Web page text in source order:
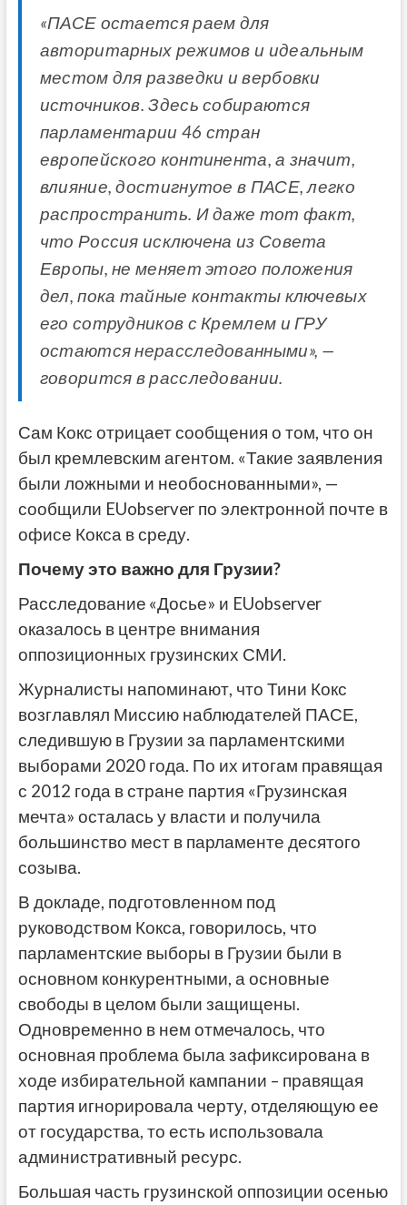
«ПАСЕ остается раем для
авторитарных режимов и идеальным
местом для разведки и вербовки
источников. Здесь собираются
парламентарии 46 стран
европейского континента, а значит,
влияние, достигнутое в ПАСЕ, легко
распространить. И даже тот факт,
что Россия исключена из Совета
Европы, не меняет этого положения
дел, пока тайные контакты ключевых
его сотрудников с Кремлем и ГРУ
остаются нерасследованными», —
говорится в расследовании.
Сам Кокс отрицает сообщения о том, что он
был кремлевским агентом. «Такие заявления
были ложными и необоснованными», —
сообщили EUobserver по электронной почте в
офисе Кокса в среду.
Почему это важно для Грузии?
Расследование «Досье» и EUobserver
оказалось в центре внимания
оппозиционных грузинских СМИ.
Журналисты напоминают, что Тини Кокс
возглавлял Миссию наблюдателей ПАСЕ,
следившую в Грузии за парламентскими
выборами 2020 года. По их итогам правящая
с 2012 года в стране партия «Грузинская
мечта» осталась у власти и получила
большинство мест в парламенте десятого
созыва.
В докладе, подготовленном под
руководством Кокса, говорилось, что
парламентские выборы в Грузии были в
основном конкурентными, а основные
свободы в целом были защищены.
Одновременно в нем отмечалось, что
основная проблема была зафиксирована в
ходе избирательной кампании – правящая
партия игнорировала черту, отделяющую ее
от государства, то есть использовала
административный ресурс.
Большая часть грузинской оппозиции осенью